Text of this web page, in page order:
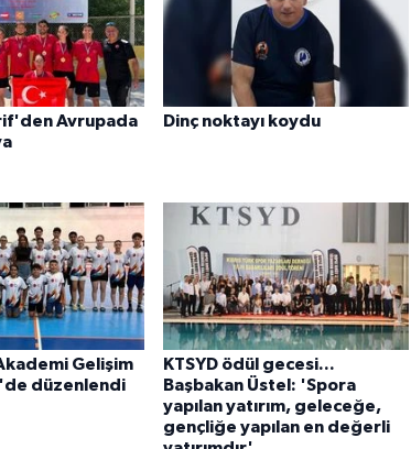
Avrupada
Dinç noktayı koydu
Gelişim
düzenlendi
KTSYD ödül gecesi...
Başbakan Üstel: 'Spora
yapılan yatırım, geleceğe,
gençliğe yapılan en değerli